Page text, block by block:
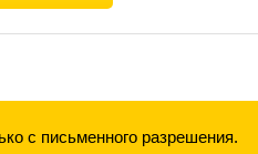
с письменного разрешения.